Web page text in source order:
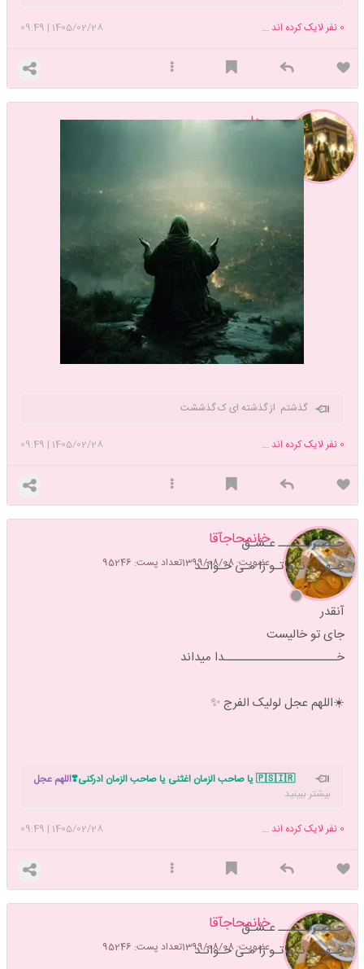
1405/02/28
|
09:49 0 نفر لایک کرده اند ...
بیداررری
گذشتم از گذشته ای ک گذششت
1405/02/28
|
09:49 0 نفر لایک کرده اند ...
خانمحاجآقا
عضویت: 1399/08/08 تعداد پست: 95246
حـضـرتــــــ عـشـق
جـهـان نـام تـو را مـی خـوانـد
آنقدر
جای تو خالیست
خـــــــــــــــــــــــدا میداند
☀️اللهم عجل لولیک الفرج ✨
🇵🇸🇮🇷 یا صاحب الزمان اغثنی یا صاحب الزمان ادرکنی❣️
اللهم عجل
لولیک الفرج بحق زینب الکبری س
بیشتر ببینید
1405/02/28
|
09:49 0 نفر لایک کرده اند ...
خانمحاجآقا
عضویت: 1399/08/08 تعداد پست: 95246
حـضـرتــــــ عـشـق
جـهـان نـام تـو را مـی خـوانـد